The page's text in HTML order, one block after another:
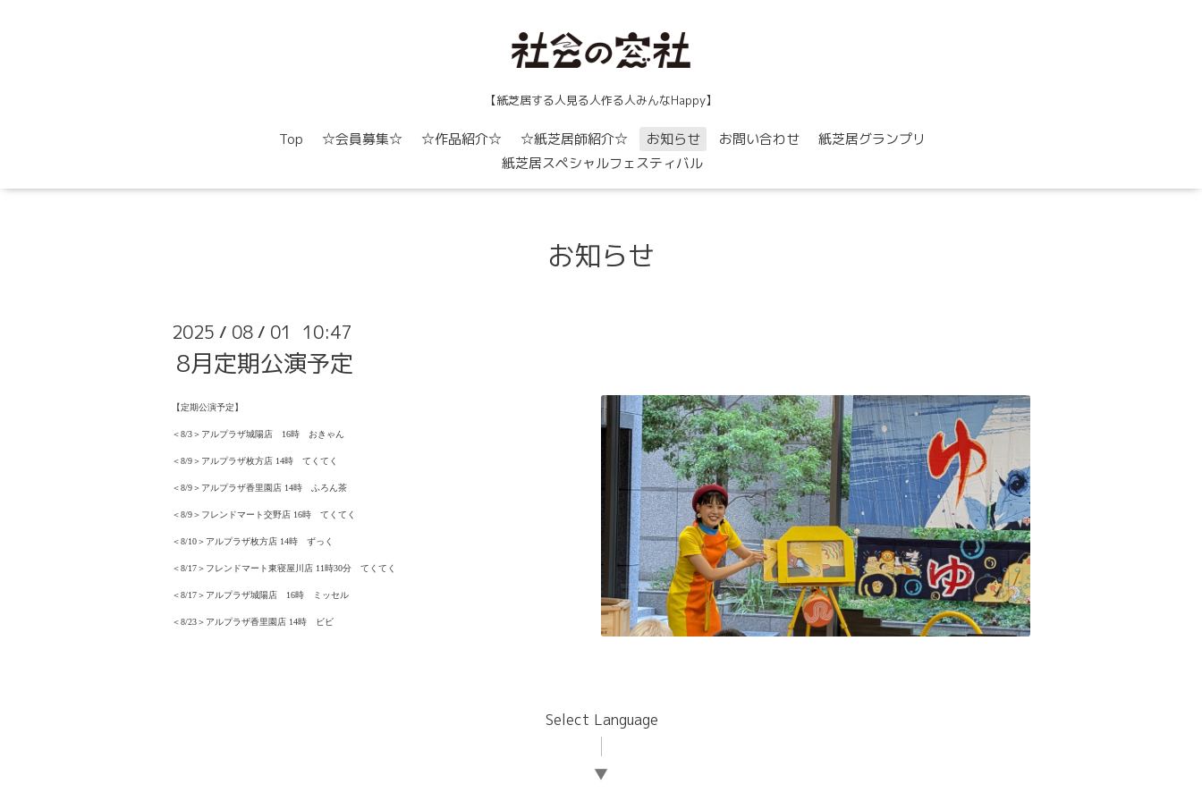
【紙芝居する人見る人作る人みんなHappy】
Top ☆会員募集☆ ☆作品紹介☆ ☆紙芝居師紹介☆ お知らせ お問い合わせ
紙芝居グランプリ
紙芝居スペシャルフェスティバル
お知らせ
2025 / 08 / 01 10:47
8月定期公演予定
【定期公演予定】
＜8/3＞アルプラザ城陽店 16時 おきゃん
＜8/9＞アルプラザ枚方店 14時 てくてく
＜8/9＞アルプラザ香里園店 14時 ふろん茶
＜8/9＞フレンドマート交野店 16時 てくてく
＜8/10＞アルプラザ枚方店 14時 ずっく
＜8/17＞フレンドマート東寝屋川店 11時30分 てくてく
＜8/17＞アルプラザ城陽店 16時 ミッセル
＜8/23＞アルプラザ香里園店 14時 ビビ
Select Language
▼